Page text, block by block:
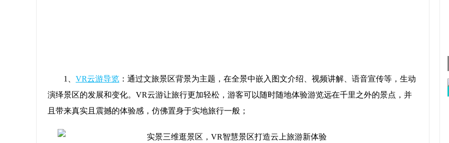
1、 VR云游导览 ：通过文旅景区背景为主题，在全景中嵌入图文介绍、视频讲解、语音宣传等，生动
演绎景区的发展和变化。VR云游让旅行更加轻松，游客可以随时随地体验游览远在千里之外的景点，并
且带来真实且震撼的体验感，仿佛置身于实地旅行一般；